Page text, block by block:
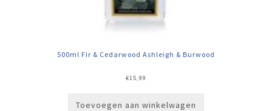
500ml Fir & Cedarwood Ashleigh & Burwood
€15,99
Toevoegen aan winkelwagen